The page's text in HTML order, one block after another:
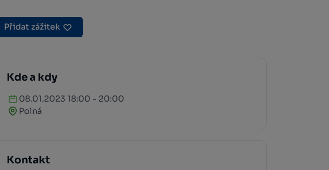
Přidat zážitek
Kde a kdy
08.01.2023 18:00 - 20:00
Polná
Kontakt